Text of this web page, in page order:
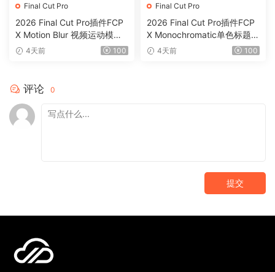
Final Cut Pro
2026 Final Cut Pro插件FCP
X Motion Blur 视频运动模糊
效果插件0199
4天前 100
Final Cut Pro
2026 Final Cut Pro插件FCP
X Monochromatic单色标题背
景动画字幕0198
4天前 100
评论 0
提交